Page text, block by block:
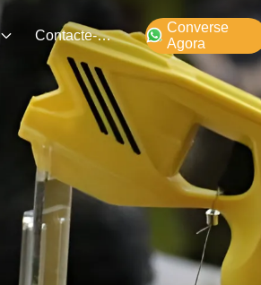
Contacte-Nos
Converse
Agora